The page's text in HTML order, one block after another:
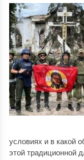
условиях и в какой
этой традиционной